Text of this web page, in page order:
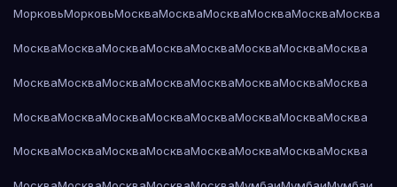
МорковьМорковьМоскваМоскваМоскваМоскваМоскваМосква
МоскваМоскваМоскваМоскваМоскваМоскваМоскваМосква
МоскваМоскваМоскваМоскваМоскваМоскваМоскваМосква
МоскваМоскваМоскваМоскваМоскваМоскваМоскваМосква
МоскваМоскваМоскваМоскваМоскваМоскваМоскваМосква